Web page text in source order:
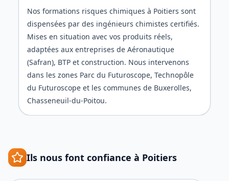
Nos formations risques chimiques à Poitiers sont
dispensées par des ingénieurs chimistes certifiés.
Mises en situation avec vos produits réels,
adaptées aux entreprises de Aéronautique
(Safran), BTP et construction. Nous intervenons
dans les zones Parc du Futuroscope, Technopôle
du Futuroscope et les communes de Buxerolles,
Chasseneuil-du-Poitou.
Ils nous font confiance à Poitiers